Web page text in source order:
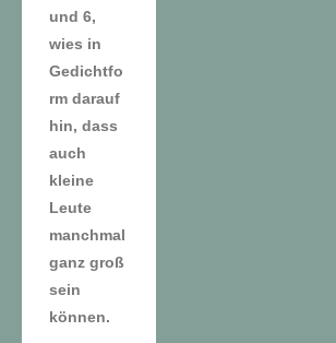
und 6,
wies in
Gedichtfo
rm darauf
hin, dass
auch
kleine
Leute
manchmal
ganz groß
sein
können.